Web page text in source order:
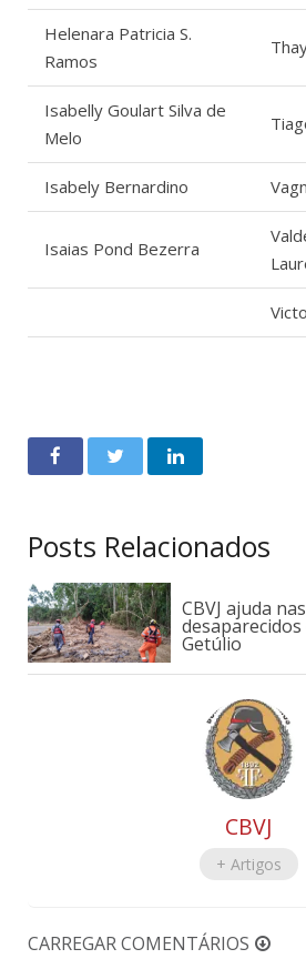
Helenara Patricia S.
Ramos
Isabelly Goulart Silva de
Melo
Isabely Bernardino
Isaias Pond Bezerra
Posts Relacionados
CBVJ ajuda
Getúlio
CBVJ
+ Artigos
CARREGAR COMENTÁRIOS